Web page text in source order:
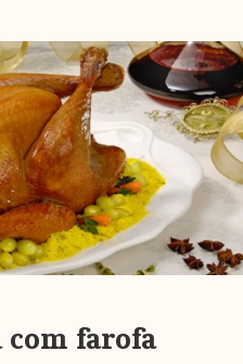
com farofa